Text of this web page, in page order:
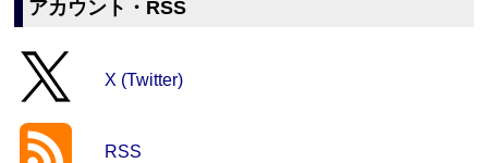
アカウント・RSS
X (Twitter)
RSS